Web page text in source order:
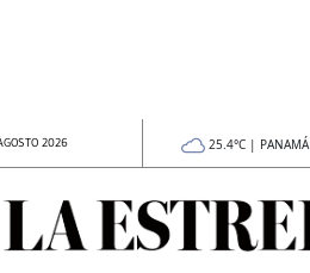
2026 25.4°C | PANAMÁ